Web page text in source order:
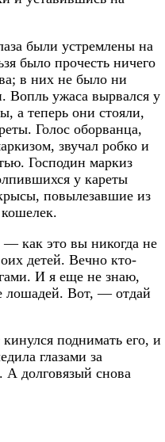
были устремлены на
было прочесть ничего
в них не было ни
Вопль ужаса вырвался у
а теперь они стояли,
Голос оборванца,
звучал робко и
Господин маркиз
у кареты
повылезавшие из
как это вы никогда не
детей. Вечно кто-
И я еще не знаю,
лошадей. Вот, — отдай
поднимать его, и
глазами за
А долговязый снова